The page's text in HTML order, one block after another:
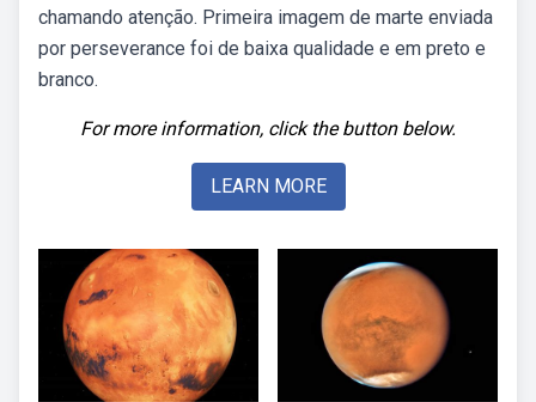
chamando atenção. Primeira imagem de marte enviada
por perseverance foi de baixa qualidade e em preto e
branco.
For more information, click the button below.
LEARN MORE